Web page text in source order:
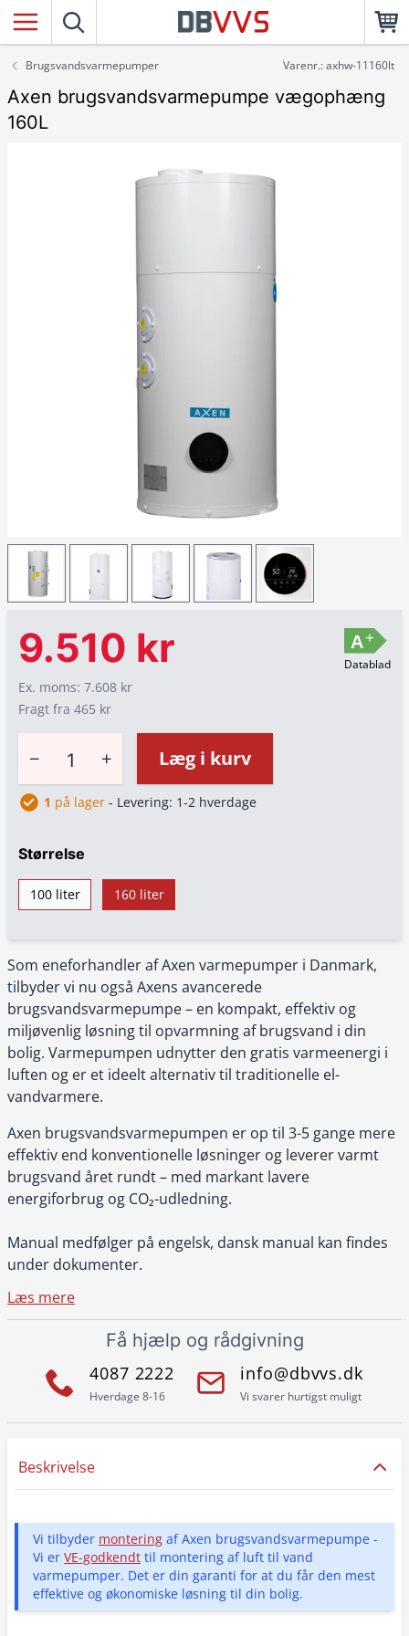
Brugsvandsvarmepumper Varenr.: axhw-11160lt
Axen brugsvandsvarmepumpe vægophæng
160L
Som eneforhandler af Axen varmepumper i Danmark,
tilbyder vi nu også Axens avancerede
brugsvandsvarmepumpe – en kompakt, effektiv og
miljøvenlig løsning til opvarmning af brugsvand i din
bolig. Varmepumpen udnytter den gratis varmeenergi i
luften og er et ideelt alternativ til traditionelle el-
vandvarmere.
Axen brugsvandsvarmepumpen er op til 3-5 gange mere
effektiv end konventionelle løsninger og leverer varmt
brugsvand året rundt – med markant lavere
energiforbrug og CO₂-udledning.
Manual medfølger på engelsk, dansk manual kan findes
under dokumenter.
Læs mere
9.510 kr A+
Datablad
Ex. moms: 7.608 kr
Fragt fra 465 kr
− + Læg i kurv
1 på lager - Levering: 1-2 hverdage
Størrelse
100 liter 160 liter
Få hjælp og rådgivning
4087 2222
Hverdage 8-16
info@dbvvs.dk
Vi svarer hurtigst muligt
Beskrivelse
Vi tilbyder montering af Axen brugsvandsvarmepumpe -
Vi er VE-godkendt til montering af luft til vand
varmepumper. Det er din garanti for at du får den mest
effektive og økonomiske løsning til din bolig.